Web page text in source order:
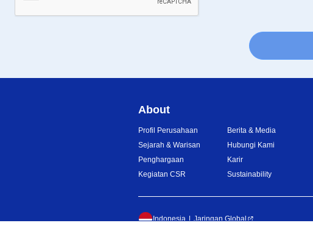
About
Profil Perusahaan
Sejarah & Warisan
Penghargaan
Kegiatan CSR
Berita & Media
Hubungi Kami
Karir
Sustainability
Indonesia Jaringan Global